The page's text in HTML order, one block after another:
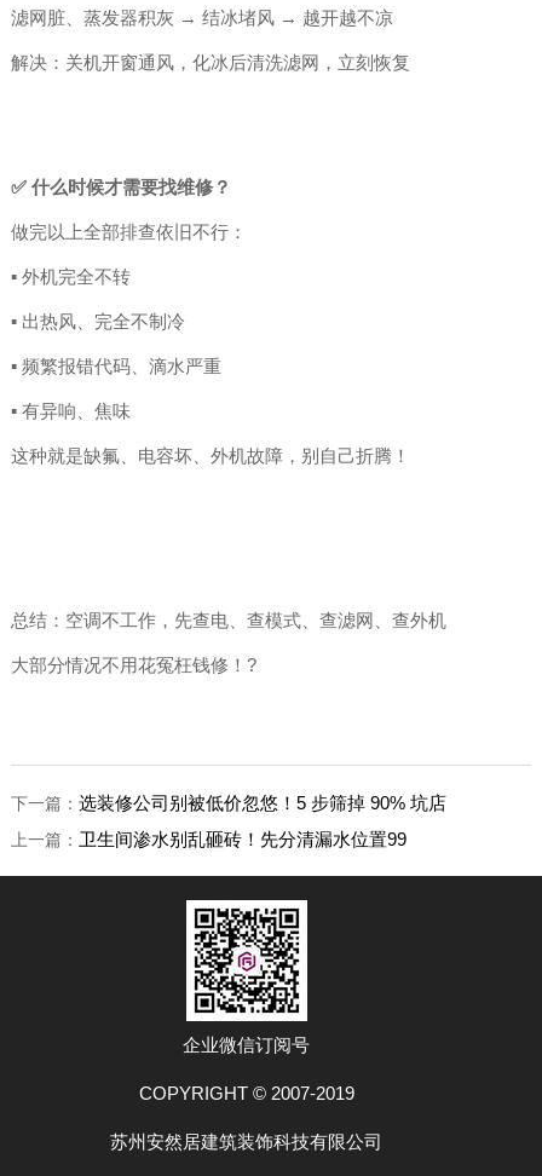
滤网脏、蒸发器积灰 → 结冰堵风 → 越开越不凉
解决：关机开窗通风，化冰后清洗滤网，立刻恢复
✅ 什么时候才需要找维修？
做完以上全部排查依旧不行：
▪ 外机完全不转
▪ 出热风、完全不制冷
▪ 频繁报错代码、滴水严重
▪ 有异响、焦味
这种就是缺氟、电容坏、外机故障，别自己折腾！
总结：空调不工作，先查电、查模式、查滤网、查外机
大部分情况不用花冤枉钱修！?
下一篇： 选装修公司别被低价忽悠！5 步筛掉 90% 坑店
上一篇： 卫生间渗水别乱砸砖！先分清漏水位置99
企业微信订阅号
COPYRIGHT © 2007-2019
苏州安然居建筑装饰科技有限公司